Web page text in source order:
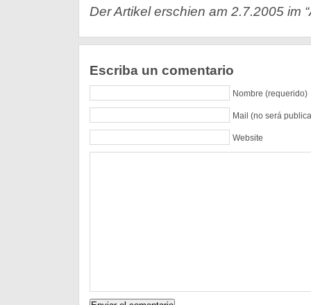
Der Artikel erschien am 2.7.2005 im
Escriba un comentario
Nombre (requerido)
Mail (no será
Website